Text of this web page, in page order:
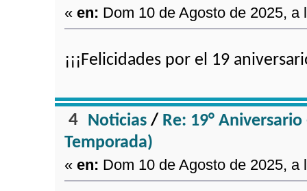
«en: Dom 10 de Agosto de 2025, a
¡¡¡Felicidades por el 19
4 Noticias/ Re: 19°
Temporada)
«en: Dom 10 de Agosto de 2025, a